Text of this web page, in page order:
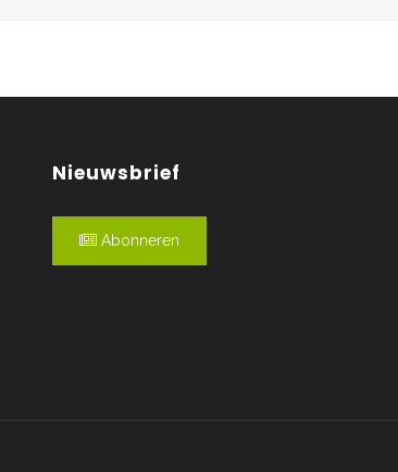
Nieuwsbrief
Abonneren